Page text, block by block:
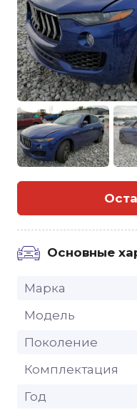
Основные
Марка
Модель
Поколение
Комплектация
Год